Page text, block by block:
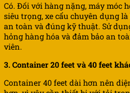
Có. Đối với hàng nặng, máy móc
siêu trọng, xe cẩu chuyên dụng
an toàn và đúng kỹ thuật. Sử
hỏng hàng hóa và đảm bảo an
viên.
3. Container 20 feet và 40 feet
Container 40 feet dài hơn nên